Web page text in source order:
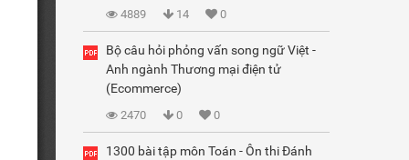
4889 14 0
Bộ câu hỏi phỏng vấn song ngữ Việt -
Anh ngành Thương mại điện tử
(Ecommerce)
2470 0 0
1300 bài tập môn Toán - Ôn thi Đánh